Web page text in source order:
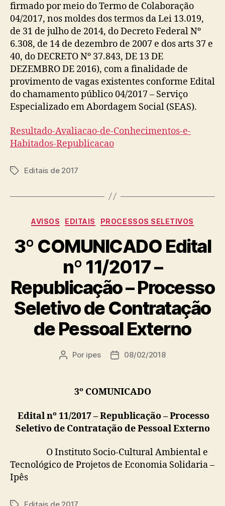
firmado por meio do Termo de Colaboração
04/2017, nos moldes dos termos da Lei 13.019,
de 31 de julho de 2014, do Decreto Federal Nº
6.308, de 14 de dezembro de 2007 e dos arts 37 e
40, do DECRETO Nº 37.843, DE 13 DE
DEZEMBRO DE 2016), com a finalidade de
provimento de vagas existentes conforme Edital
do chamamento público 04/2017 – Serviço
Especializado em Abordagem Social (SEAS).
Resultado-Avaliacao-de-Conhecimentos-e-
Habitados-Republicacao
TagsEditais de 2017
Categorias
AVISOS EDITAIS PROCESSOS SELETIVOS
3º COMUNICADO Edital
nº 11/2017 –
Republicação – Processo
Seletivo de Contratação
de Pessoal Externo
Autor
Por ipes
Data08/02/2018
3º COMUNICADO
Edital nº 11/2017 – Republicação –Processo
Seletivo de Contratação de Pessoal Externo
O Instituto Socio-Cultural Ambiental e
Tecnológico de Projetos de Economia Solidaria –
Ipês